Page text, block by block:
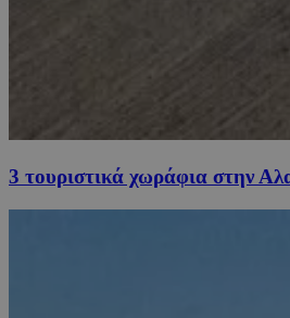
3 τουριστικά χωράφια στην